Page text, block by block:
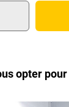
opter